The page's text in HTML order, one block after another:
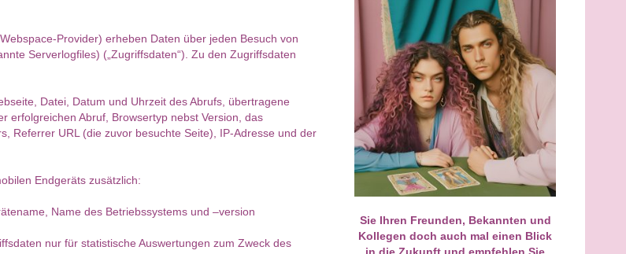
gut
das
Shabnam
Du bist wirklich eine sehr
unnötige Gerede drumherum. Du
geschrieben, die du nicht hättest
davon erwähnt habe. Das hat mich
Bewertungen: 60
Nach einer geraumen Zeit einmal
wieder mit dir gesprochen und
schon kam Einiges innerhalb eines
Tages in Bewegung, genauso wie
du es gesagt hast. Auch deine
Energiearbeit wirkt sofort. Ein nur
Eileen
PIN: 109
Bewertungen: 5458
Ich bin wirklich begeistert von
Eileen. Sie hat Dinge gesehen
beschrieben, die sie unmöglich
hätte wissen können. Ihre
Wahrnehmung ist
Besonders beeindruckt hat mich,
wie treffend sie Gefühle und
Provider) erheben Daten über jeden Besuch von
Serverlogfiles) („Zugriffsdaten“). Zu den Zugriffsdaten
Datei, Datum und Uhrzeit des Abrufs, übertragene
erfolgreichen Abruf, Browsertyp nebst Version, das
Referrer URL (die zuvor besuchte Seite), IP-Adresse und der
Endgeräts zusätzlich:
Name des Betriebssystems und –version
nur für statistische Auswertungen zum Zweck des
Sie Ihren Freunden, Bekannten und
Kollegen doch auch mal einen Blick